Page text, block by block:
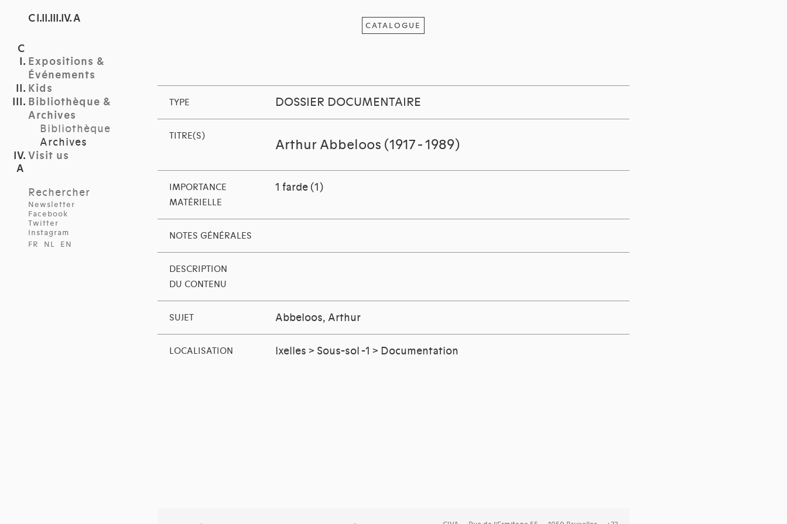
C I.II.III.IV. A
Expositions &
Événements
Kids
Bibliothèque &
Archives
Bibliothèque
Archives
Visit us
Rechercher
Newsletter
Facebook
Twitter
Instagram
FR
NL EN
CATALOGUE
TYPE DOSSIER DOCUMENTAIRE
TITRE(S)
Arthur Abbeloos (1917 - 1989)
IMPORTANCE
MATÉRIELLE
1 farde (1)
NOTES GÉNÉRALES
DESCRIPTION
DU CONTENU
SUJET Abbeloos, Arthur
LOCALISATION Ixelles > Sous-sol -1 > Documentation